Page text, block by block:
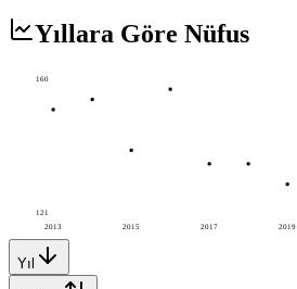
Yıllara Göre Nüfus
2013 2015 2017 2019
160
121
Yıl